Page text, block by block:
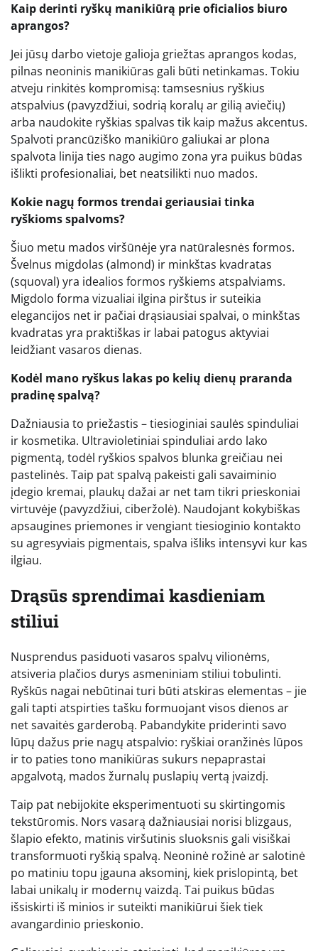
Kaip derinti ryškų manikiūrą prie oficialios biuro
aprangos?
Jei jūsų darbo vietoje galioja griežtas aprangos kodas,
pilnas neoninis manikiūras gali būti netinkamas. Tokiu
atveju rinkitės kompromisą: tamsesnius ryškius
atspalvius (pavyzdžiui, sodrią koralų ar gilią aviečių)
arba naudokite ryškias spalvas tik kaip mažus akcentus.
Spalvoti prancūziško manikiūro galiukai ar plona
spalvota linija ties nago augimo zona yra puikus būdas
išlikti profesionaliai, bet neatsilikti nuo mados.
Kokie nagų formos trendai geriausiai tinka
ryškioms spalvoms?
Šiuo metu mados viršūnėje yra natūralesnės formos.
Švelnus migdolas (almond) ir minkštas kvadratas
(squoval) yra idealios formos ryškiems atspalviams.
Migdolo forma vizualiai ilgina pirštus ir suteikia
elegancijos net ir pačiai drąsiausiai spalvai, o minkštas
kvadratas yra praktiškas ir labai patogus aktyviai
leidžiant vasaros dienas.
Kodėl mano ryškus lakas po kelių dienų praranda
pradinę spalvą?
Dažniausia to priežastis – tiesioginiai saulės spinduliai
ir kosmetika. Ultravioletiniai spinduliai ardo lako
pigmentą, todėl ryškios spalvos blunka greičiau nei
pastelinės. Taip pat spalvą pakeisti gali savaiminio
įdegio kremai, plaukų dažai ar net tam tikri prieskoniai
virtuvėje (pavyzdžiui, ciberžolė). Naudojant kokybiškas
apsaugines priemones ir vengiant tiesioginio kontakto
su agresyviais pigmentais, spalva išliks intensyvi kur kas
ilgiau.
Drąsūs sprendimai kasdieniam
stiliui
Nusprendus pasiduoti vasaros spalvų vilionėms,
atsiveria plačios durys asmeniniam stiliui tobulinti.
Ryškūs nagai nebūtinai turi būti atskiras elementas – jie
gali tapti atspirties tašku formuojant visos dienos ar
net savaitės garderobą. Pabandykite priderinti savo
lūpų dažus prie nagų atspalvio: ryškiai oranžinės lūpos
ir to paties tono manikiūras sukurs nepaprastai
apgalvotą, mados žurnalų puslapių vertą įvaizdį.
Taip pat nebijokite eksperimentuoti su skirtingomis
tekstūromis. Nors vasarą dažniausiai norisi blizgaus,
šlapio efekto, matinis viršutinis sluoksnis gali visiškai
transformuoti ryškią spalvą. Neoninė rožinė ar salotinė
po matiniu topu įgauna aksominį, kiek prislopintą, bet
labai unikalų ir modernų vaizdą. Tai puikus būdas
išsiskirti iš minios ir suteikti manikiūrui šiek tiek
avangardinio prieskonio.